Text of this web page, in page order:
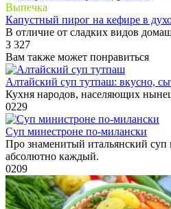
Выпечка
Капустный пирог на кефире в
В отличие от сладких видов
3 327
Вам также может понравиться
Алтайский суп тутпаш: вкусно,
Кухня народов, населяющих
0229
Суп минестроне по-милански
Про знаменитый итальянский
абсолютно каждый.
0209